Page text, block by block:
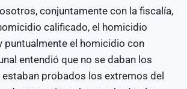
conjuntamente con la fiscalía,
calificado, el homicidio
puntualmente el homicidio con
entendió que no se daban los
probados los extremos del